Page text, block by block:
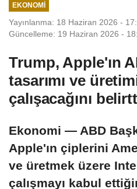
EKONOMI
Yayınlanma: 18 Haziran 2026 -
Güncelleme: 19 Haziran 2026 -
Trump, Apple'ın
tasarımı ve
çalışacağını
Ekonomi — ABD
Apple'ın çiplerini
ve üretmek üzere
çalışmayı kabul